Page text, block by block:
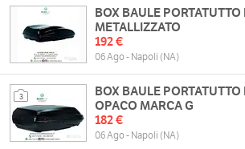
BOX BAULE
METALLIZZATO
192 €
06 Ago - Napoli (NA)
3
BOX BAULE
OPACO MARCA G
182 €
06 Ago - Napoli (NA)